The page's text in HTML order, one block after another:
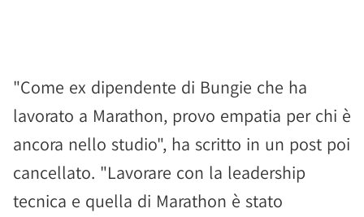
"Come ex dipendente di Bungie che ha
lavorato a Marathon, provo empatia per chi è
ancora nello studio", ha scritto in un post poi
cancellato. "Lavorare con la leadership
tecnica e quella di Marathon è stato